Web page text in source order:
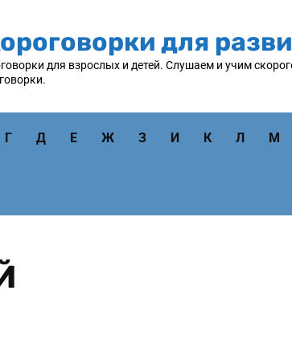
для
для взрослых и детей. Слушаем и учим
Г Д Е Ж З И К Л М